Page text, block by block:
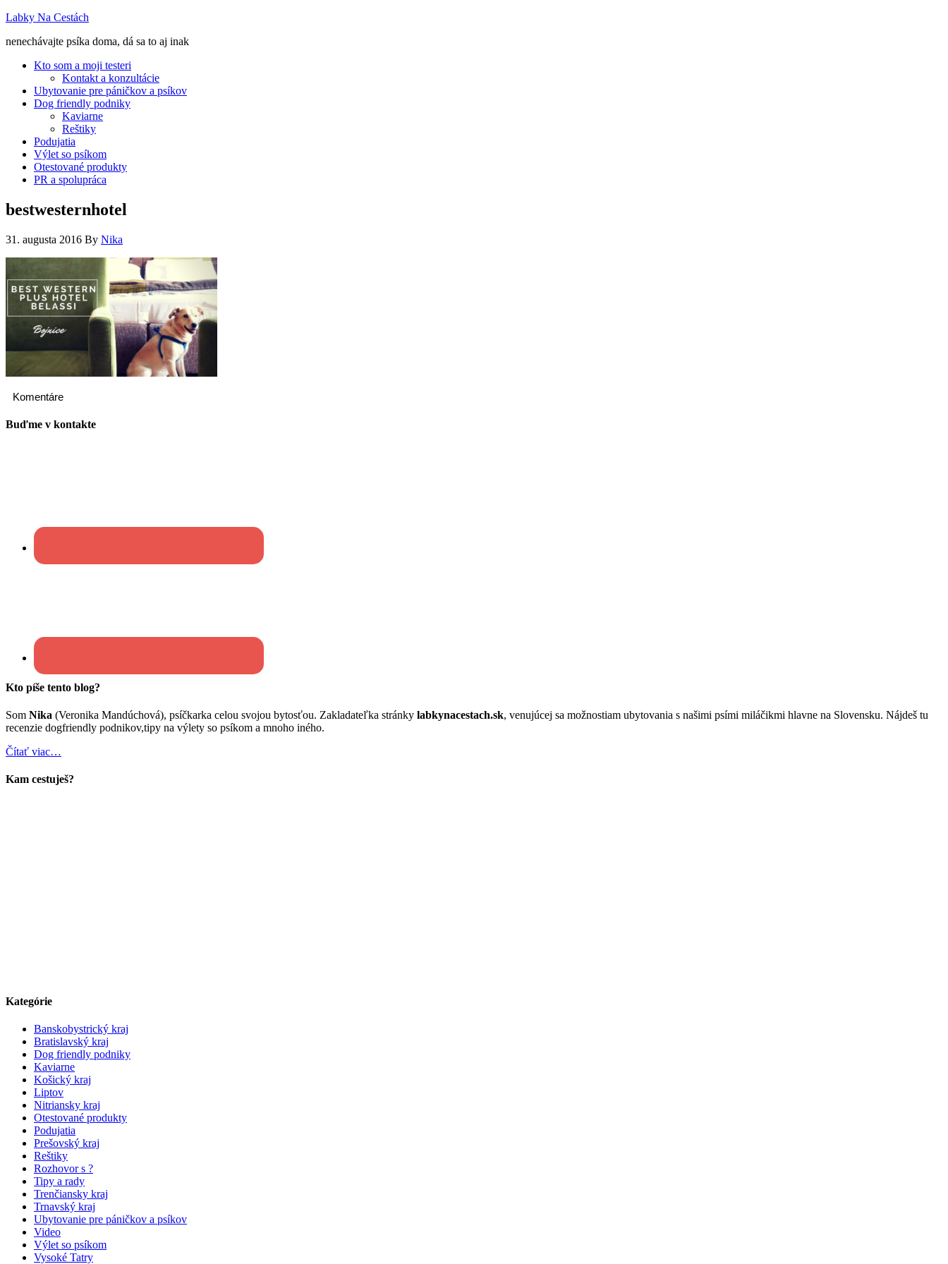
Labky Na Cestách
nenechávajte psíka doma, dá sa to aj inak
Kto som a moji testeri
Kontakt a konzultácie
Ubytovanie pre páničkov a psíkov
Dog friendly podniky
Kaviarne
Reštiky
Podujatia
Výlet so psíkom
Otestované produkty
PR a spolupráca
bestwesternhotel
31. augusta 2016 By Nika
Komentáre
Buďme v kontakte
Kto píše tento blog?
Som Nika (Veronika Mandúchová), psíčkarka celou svojou bytosťou. Zakladateľka stránky labkynacestach.sk, venujúcej sa možnostiam ubytovania s našimi psími miláčikmi hlavne na Slovensku. Nájdeš tu
recenzie dogfriendly podnikov,tipy na výlety so psíkom a mnoho iného.
Čítať viac…
Kam cestuješ?
Kategórie
Banskobystrický kraj
Bratislavský kraj
Dog friendly podniky
Kaviarne
Košický kraj
Liptov
Nitriansky kraj
Otestované produkty
Podujatia
Prešovský kraj
Reštiky
Rozhovor s ?
Tipy a rady
Trenčiansky kraj
Trnavský kraj
Ubytovanie pre páničkov a psíkov
Video
Výlet so psíkom
Vysoké Tatry